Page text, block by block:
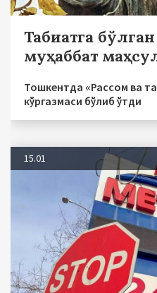
Табиатга бўлган
муҳаббат
Тошкентда «Рассом ва
кўргазмаси бўлиб ўтди
15.01